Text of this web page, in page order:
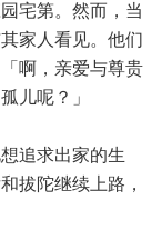
宅第。然而，当
家人看见。他们
啊，亲爱与尊贵
儿呢？」
追求出家的生
拔陀继续上路，